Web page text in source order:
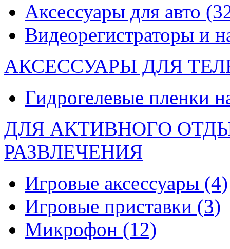
Аксессуары для авто
Видеорегистраторы и
АКСЕССУАРЫ ДЛЯ
Гидрогелевые пленки
ДЛЯ АКТИВНОГО
РАЗВЛЕЧЕНИЯ
Игровые аксессуары (4)
Игровые приставки (3)
Микрофон (12)